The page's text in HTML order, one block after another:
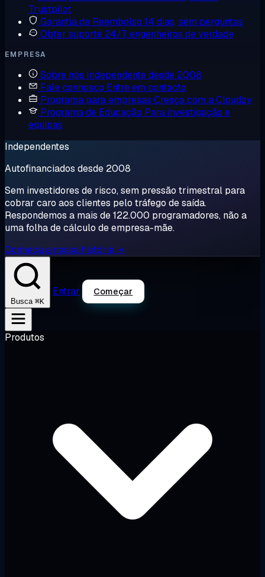
Trustpilot
Garantia de Reembolso 14 dias, sem perguntas
Obter suporte 24/7, engenheiros de verdade
EMPRESA
Sobre nós Independente desde 2008
Fale connosco Entre em contacto
Programa para empresas Cresça com a Cloudzy
Programa de Educação Para investigação e
equipas
Independentes
Autofinanciados desde 2008
Sem investidores de risco, sem pressão trimestral para
cobrar caro aos clientes pelo tráfego de saída.
Respondemos a mais de 122.000 programadores, não a
uma folha de cálculo de empresa-mãe.
Conheça a nossa história →
Busca ⌘K
Entrar Começar
Produtos